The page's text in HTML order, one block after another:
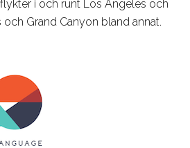
i och runt Los Angeles och
Grand Canyon bland annat.